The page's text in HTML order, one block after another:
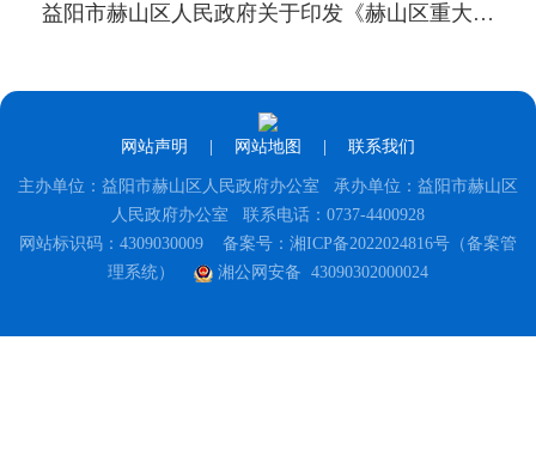
益阳市赫山区人民政府关于印发《赫山区重大行政决策程序规则》的通知
网站声明 网站地图 联系我们
主办单位：益阳市赫山区人民政府办公室 承办单位：益阳市赫山区
人民政府办公室 联系电话：0737-4400928
网站标识码：4309030009 备案号：湘ICP备2022024816号（备案管
理系统）
湘公网安备 43090302000024